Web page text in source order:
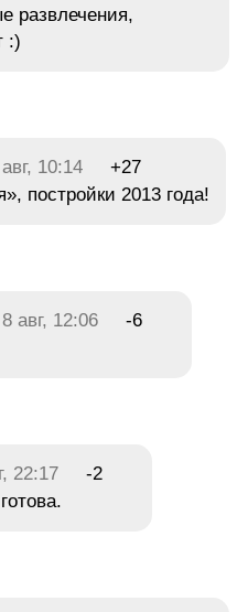
развлечения,
:)
10:14
+27
постройки 2013 года!
8 авг, 12:06
-6
22:17
-2